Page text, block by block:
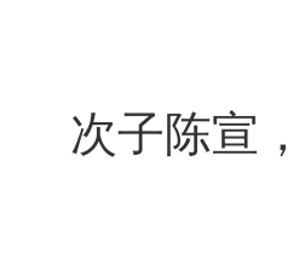
次子陈宣